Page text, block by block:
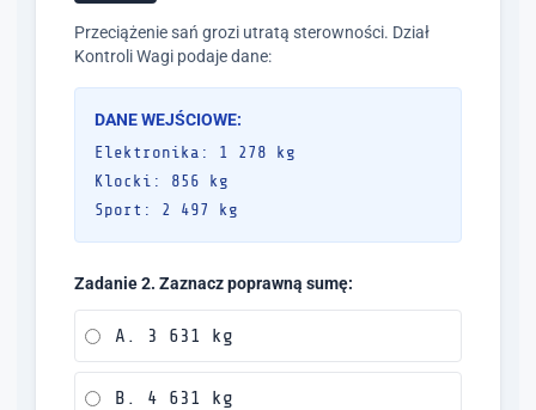
Przeciążenie sań grozi utratą sterowności. Dział
Kontroli Wagi podaje dane:
DANE WEJŚCIOWE:
Elektronika: 1 278 kg
Klocki: 856 kg
Sport: 2 497 kg
Zadanie 2. Zaznacz poprawną sumę:
A. 3 631 kg
B. 4 631 kg